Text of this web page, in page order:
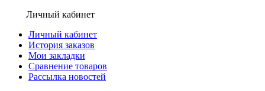
Личный кабинет
Личный кабинет
История заказов
Мои закладки
Сравнение товаров
Рассылка новостей